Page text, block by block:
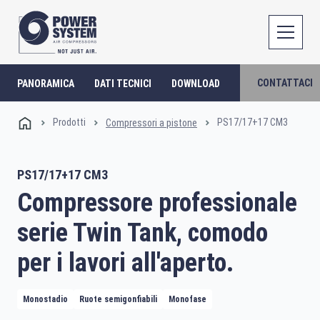
PANORAMICA DATI TECNICI DOWNLOAD CONTATTACI
Prodotti Compressori a pistone PS17/17+17 CM3
PS17/17+17 CM3
Compressore professionale
serie Twin Tank, comodo
per i lavori all'aperto.
Monostadio Ruote semigonfiabili Monofase